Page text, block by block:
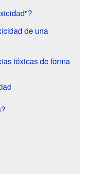
de una
tóxicas de forma